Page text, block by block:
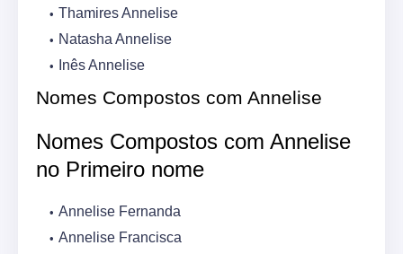
Thamires Annelise
Natasha Annelise
Inês Annelise
Nomes Compostos com Annelise
Nomes Compostos com Annelise
no Primeiro nome
Annelise Fernanda
Annelise Francisca